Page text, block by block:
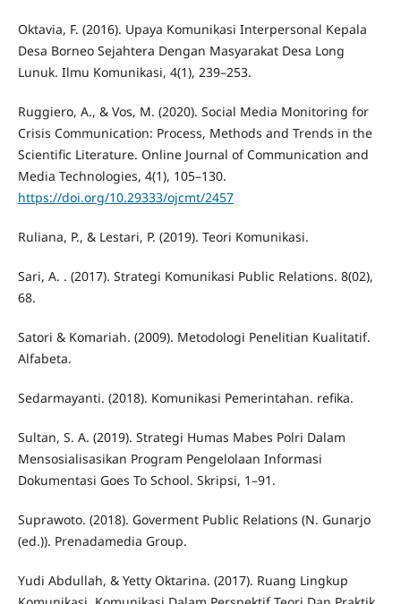
Oktavia, F. (2016). Upaya Komunikasi Interpersonal Kepala
Desa Borneo Sejahtera Dengan Masyarakat Desa Long
Lunuk. Ilmu Komunikasi, 4(1), 239–253.
Ruggiero, A., & Vos, M. (2020). Social Media Monitoring for
Crisis Communication: Process, Methods and Trends in the
Scientific Literature. Online Journal of Communication and
Media Technologies, 4(1), 105–130.
https://doi.org/10.29333/ojcmt/2457
Ruliana, P., & Lestari, P. (2019). Teori Komunikasi.
Sari, A. . (2017). Strategi Komunikasi Public Relations. 8(02),
68.
Satori & Komariah. (2009). Metodologi Penelitian Kualitatif.
Alfabeta.
Sedarmayanti. (2018). Komunikasi Pemerintahan. refika.
Sultan, S. A. (2019). Strategi Humas Mabes Polri Dalam
Mensosialisasikan Program Pengelolaan Informasi
Dokumentasi Goes To School. Skripsi, 1–91.
Suprawoto. (2018). Goverment Public Relations (N. Gunarjo
(ed.)). Prenadamedia Group.
Yudi Abdullah, & Yetty Oktarina. (2017). Ruang Lingkup